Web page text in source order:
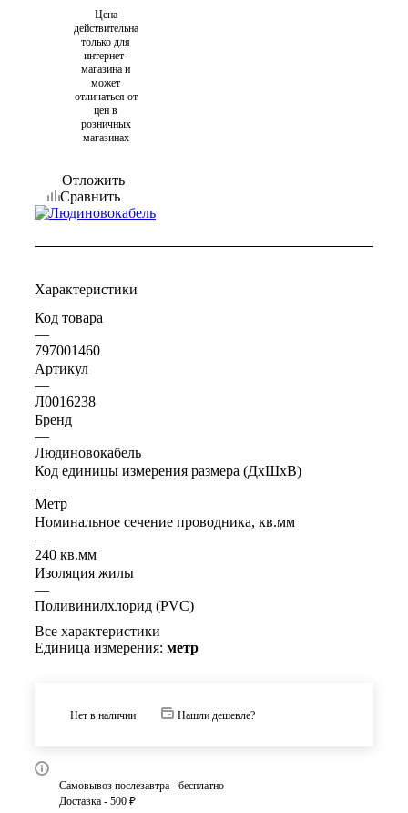
Цена
действительна
только для
интернет-
магазина и
может
отличаться от
цен в
розничных
магазинах
Отложить
Сравнить
Характеристики
Код товара
—
797001460
Артикул
—
Л0016238
Бренд
—
Людиновокабель
Код единицы измерения размера (ДхШхВ)
—
Метр
Номинальное сечение проводника, кв.мм
—
240 кв.мм
Изоляция жилы
—
Поливинилхлорид (PVC)
Все характеристики
Единица измерения: метр
Нет в наличии Нашли дешевле?
Самовывоз послезавтра - бесплатно
Доставка - 500 ₽